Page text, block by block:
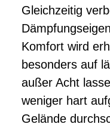
Gleichzeitig
Komfort wird
besonders auf
außer Acht
weniger hart
Gelände